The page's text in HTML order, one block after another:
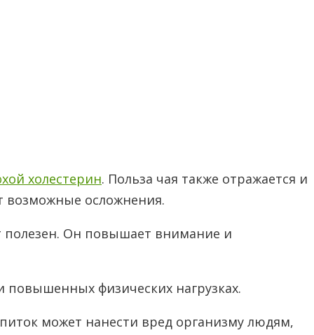
холестерин. Польза чая также отражается и
возможные осложнения.
Он повышает внимание и
повышенных физических нагрузках.
может нанести вред организму людям,